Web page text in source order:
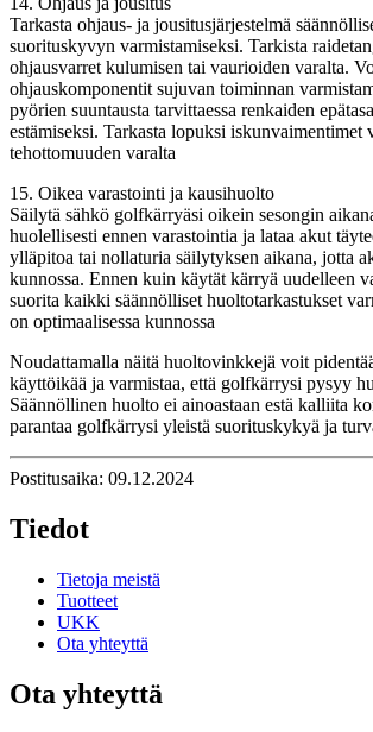
Tarkasta ohjaus- ja jousitusjärjestelmä
suorituskyvyn varmistamiseksi. Tarkista
ohjausvarret kulumisen tai vaurioiden varalta.
ohjauskomponentit sujuvan toiminnan
pyörien suuntausta tarvittaessa renkaiden
estämiseksi. Tarkasta lopuksi iskunvaimentimet
tehottomuuden varalta
15. Oikea varastointi ja kausihuolto
Säilytä sähkö golfkärryäsi oikein sesongin
huolellisesti ennen varastointia ja lataa akut
ylläpitoa tai nollaturia säilytyksen aikana, jotta
kunnossa. Ennen kuin käytät kärryä uudelleen
suorita kaikki säännölliset huoltotarkastukset
on optimaalisessa kunnossa
Noudattamalla näitä huoltovinkkejä voit
käyttöikää ja varmistaa, että golfkärrysi pysyy
Säännöllinen huolto ei ainoastaan ​​estä kalliita
parantaa golfkärrysi yleistä suorituskykyä ja
Postitusaika: 09.12.2024
Tiedot
Tietoja meistä
Tuotteet
UKK
Ota yhteyttä
Ota yhteyttä